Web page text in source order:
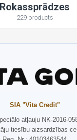
Rokassprādzes
229 products
SIA "Vita Credit"
atļauju NK-2016-
tiesību aizsardzības